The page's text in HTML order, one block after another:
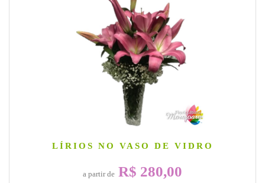
LÍRIOS NO VASO DE VIDRO
a partir de R$ 280,00